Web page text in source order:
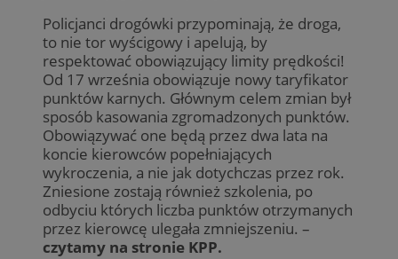
Policjanci drogówki przypominają, że droga,
to nie tor wyścigowy i apelują, by
respektować obowiązujący limity prędkości!
Od 17 września obowiązuje nowy taryfikator
punktów karnych. Głównym celem zmian był
sposób kasowania zgromadzonych punktów.
Obowiązywać one będą przez dwa lata na
koncie kierowców popełniających
wykroczenia, a nie jak dotychczas przez rok.
Zniesione zostają również szkolenia, po
odbyciu których liczba punktów otrzymanych
przez kierowcę ulegała zmniejszeniu. –
czytamy na stronie KPP.